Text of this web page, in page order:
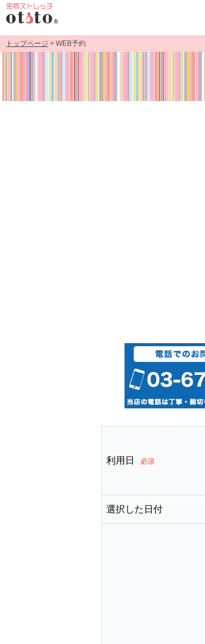
トップページ > WEB予約
利用日 必須
選択した日付